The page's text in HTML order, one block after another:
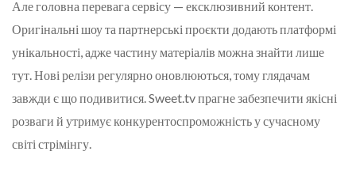
Але головна перевага сервісу — ексклюзивний контент.
Оригінальні шоу та партнерські проєкти додають платформі
унікальності, адже частину матеріалів можна знайти лише
тут. Нові релізи регулярно оновлюються, тому глядачам
завжди є що подивитися. Sweet.tv прагне забезпечити якісні
розваги й утримує конкурентоспроможність у сучасному
світі стрімінгу.